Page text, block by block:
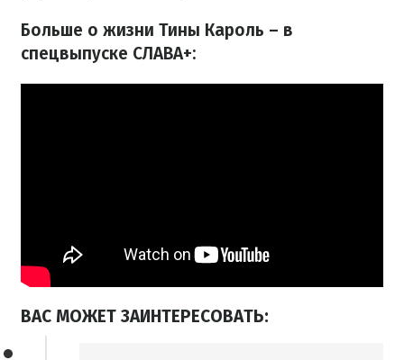
Больше о жизни Тины Кароль – в
спецвыпуске СЛАВА+:
ВАС МОЖЕТ ЗАИНТЕРЕСОВАТЬ: